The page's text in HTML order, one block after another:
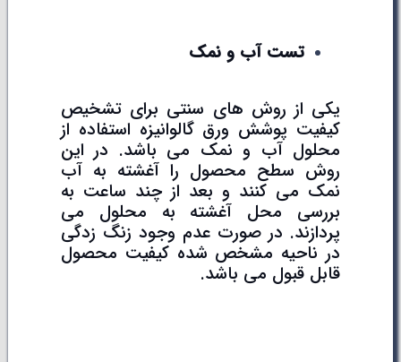
تست آب و نمک
یکی از روش های سنتی برای تشخیص
کیفیت پوشش ورق گالوانیزه استفاده از
محلول آب و نمک می باشد. در این
روش سطح محصول را آغشته به آب
نمک می کنند و بعد از چند ساعت به
بررسی محل آغشته به محلول می
پردازند. در صورت عدم وجود زنگ زدگی
در ناحیه مشخص شده کیفیت محصول
قابل قبول می باشد.